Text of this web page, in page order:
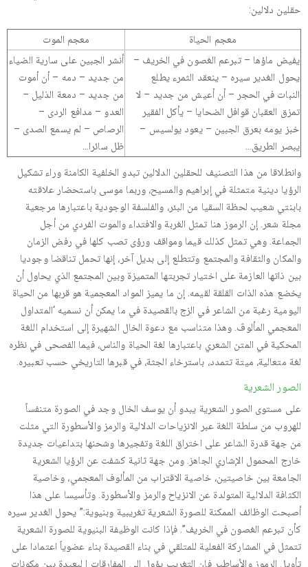
حقلين دلالين:
معجم الحياة
معجم الموت
يفيض ماؤها – تبرعم الغصون في الخريف –
يحول الغدير سيره – ينعقد الثمرء يطلع
النبات في الحجر – أن أعيش من جديد – لا
تمزق العقبان قوافل الضحايا – يأكل الفقير
خبز يومه بعرق الجبين – يعود يولسيس –
يبصر الطريق…
أنشر الجبين على سارية الضياء
من جديد – دمه – أن أموت
من جديد – دمعة الذليل –
العدو – مدافع الردى –
الرصاص – لم يسمع الصدى –
ظل سائرا…
وانطلاقا من هذا التصنيف للحقلين الدلالين تبدو الخلفية الكامنة وراء تشكيل
الرؤيا دينية متمثلة في إبراهيم والمسيح، وربما موسى باستحضار علاقته
بابنتي شعيب لحظة السقيا من البئر، والفلسفة الوجودية باعتبارها مرجعية
مجلة شعر. إن الرموز هنا تمثل الغربة والافتداء والموت الفردي من أجل
الجماعة. وهي تمثل كذلك قيما ومواقف ورؤى تصب كلها في رفض الزمان
والمكان والثقافة والمجتمع وتتطلع إلى بديل آخر، إنها تحمل تناقضا وجوديا
بين ذاتها العازمة على اختيار تجربتها المتميزة وبين المجتمع الذي يحاول أن
يخضع هذه الذات القلقة لقيمه. إن ما يميز المواد المعجمية هو قربها من الحياة
اليومية رغبة من الشاعر في الزج بالقصيدة في ما يمكن أن نسميه ‘المتداول
المعجمي المألوڤ. وهذا متناسب مع دعوة الخال الشهيرة إلى استخدام اللغة
المحكية في المتن الشعري باعتبارها لغة الحياة والناس، فيما الفصحى في نظره
لغة متعالية، ميتة تتمدد، باسترخاء الجثة، في قبرها التاريخي حسب تعبيره.
الصور الشعرية
على مستوى الصور الشعرية يبدو أن يوسف الخال وجد في الصورة متنفساً
للهروب من سلطة اللغة عبر الانزياحات الدلالية والرمز والأسطورة التي مثلت
من جهة قدرة الشاعر على اختراق اللغة وتفجيرها وشحنها بتداعيات جديدة
خارج المحمول الإشاري الجاهز. ومن جهة ثانية كشفت عن الرؤيا الشعرية
الجامعة بين خاصيتين، خاصية الاقتراب من المألوف المعجمي، وخاصية
الكثافة الدلالية المتولدة عن الانزياح والرمز والأسطورة. وتأسيسا على هذا
أصبحت الوظائف الممكنة للصورة الشعرية تغريبية وبنيوية:” يحول الغدير سيره
كأن تبرعم الغصون في الخريف”. فإذا كانت الوظيفة البنيوية للصورة الشعرية
تتمثل في المشاركة الفعلية للمتلقي في بناء القصيدة بناء عضوياً اعتمادا على
تأويل الرموز والأساطير فإن التغريب يؤول إلى المفارقات ا لبعيدة بين مكونات